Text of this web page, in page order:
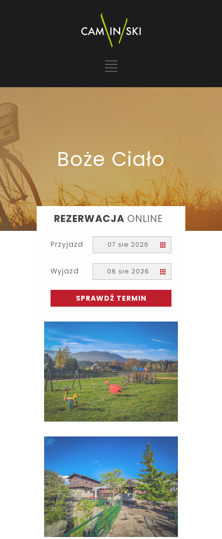
Boże Ciało
REZERWACJA ONLINE
Przyjazd 07 sie 2026
Wyjazd 08 sie 2026
SPRAWDŹ TERMIN
Boże Ciało
Powiększ Zdjęcie
Boże Ciało
Powiększ Zdjęcie